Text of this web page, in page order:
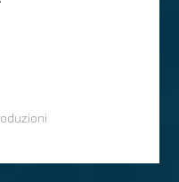
degli insegnanti